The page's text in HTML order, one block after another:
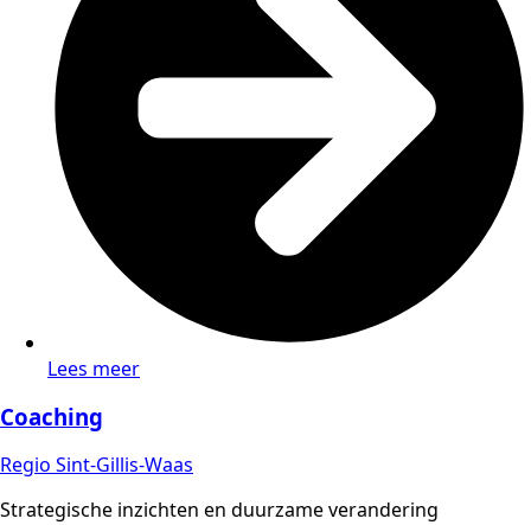
Lees meer
Coaching
Regio Sint-Gillis-Waas
Strategische inzichten en duurzame verandering